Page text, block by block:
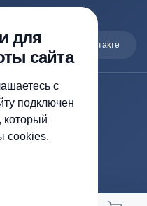
(812) 244-49-61
Вконтакте
шоссе, вл63к1
защищены
для
сайта
с
подключен
который
cookies.